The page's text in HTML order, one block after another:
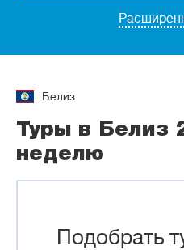
Белиз
Туры в Белиз
неделю
Подобрать